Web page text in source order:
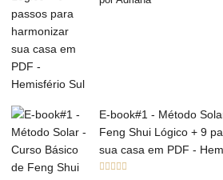
E-book#1 - Método
Feng Shui Lógico + 9
sua casa em PDF -